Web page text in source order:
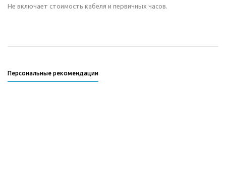
Не включает стоимость кабеля и первичных часов.
Персональные рекомендации